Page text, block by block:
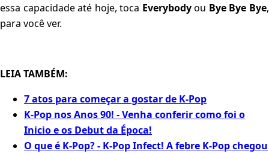
essa capacidade até hoje, toca Everybodyou Bye Bye Bye,
para você ver.
LEIA TAMBÉM:
7 atos para começar a gostar de K-Pop
K-Pop nos Anos 90! - Venha conferir como foi o
Inicio e os Debut da Época!
O que é K-Pop? - K-Pop Infect! A febre K-Pop chegou